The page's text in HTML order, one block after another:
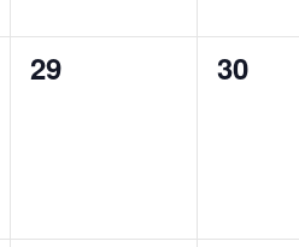
0
29
0
30